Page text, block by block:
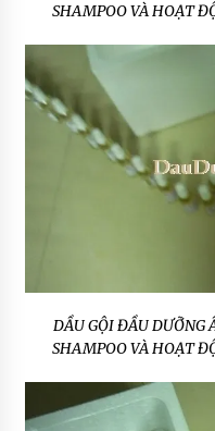
SHAMPOO VÀ HOẠT
DẦU GỘI ĐẦU DƯỠNG
SHAMPOO VÀ HOẠT